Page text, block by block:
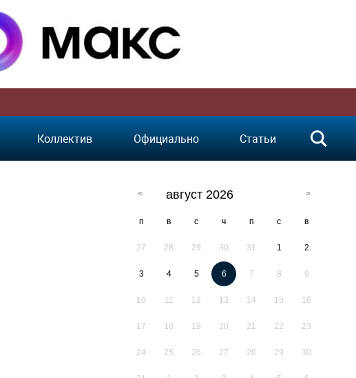
Коллектив Официально Статьи
август 2026
п в с ч п с в
27 28 29 30 31 1 2
3 4 5 6 7 8 9
10 11 12 13 14 15 16
17 18 19 20 21 22 23
24 25 26 27 28 29 30